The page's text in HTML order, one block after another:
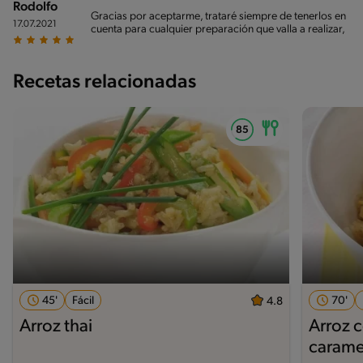
Rodolfo
17.07.2021
Gracias por aceptarme, trataré siempre de tenerlos en
cuenta para cualquier preparación que valla a realizar,
Recetas relacionadas
45' Fácil 4.8
Arroz thai
70'
Arroz